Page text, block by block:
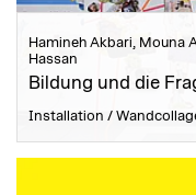
Hamineh Akbari, Mouna
Hassan
Bildung und die
Installation /